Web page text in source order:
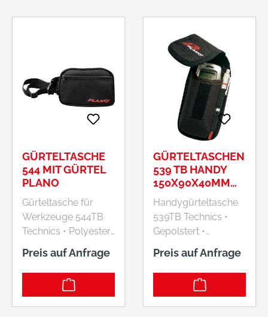
6441 97650,
shop@plano-em.de
+49 6441 97650,
shop@plano-em.de
GÜRTELTASCHE
544 MIT GÜRTEL
PLANO
Gürteltasche für
Werkzeuge 544TB
Technics • Polyester
verstellbarem Gürtel
von 90 bis 140 cm •
Ausgestattet mit 1
Preis auf Anfrage
GÜRTELTASCHEN
539 TB HANDY
150X90X40MM
PLANO
Handygürteltasche
539TB Technics •
Gepolstert •
Gürteltyp Lieferung:
Ohne Inhalt.
Hersteller: Plano
Preis auf Anfrage